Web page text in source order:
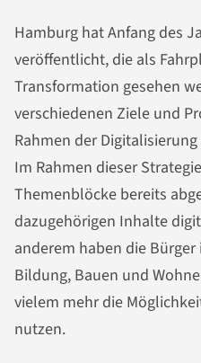
Hamburg hat Anfang des
veröffentlicht, die als
Transformation gesehen
verschiedenen Ziele und
Rahmen der
Im Rahmen dieser
Themenblöcke bereits
dazugehörigen Inhalte
anderem haben die
Bildung, Bauen und
vielem mehr die
nutzen.